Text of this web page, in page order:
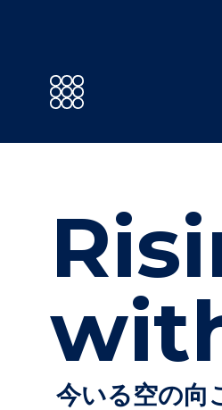
今いる空の向